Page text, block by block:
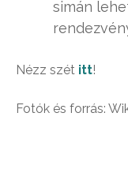
simán
Nézz szét itt!
Fotók és forrás: